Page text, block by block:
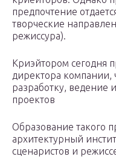
предпочтение
творческие
режиссура).
Криэйтором сегодня
директора компании,
разработку, ведение
проектов
Образование такого
архитектурный
сценаристов и